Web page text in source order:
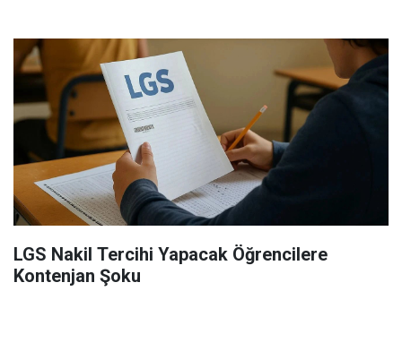
LGS Nakil Tercihi Yapacak Öğrencilere
Kontenjan Şoku